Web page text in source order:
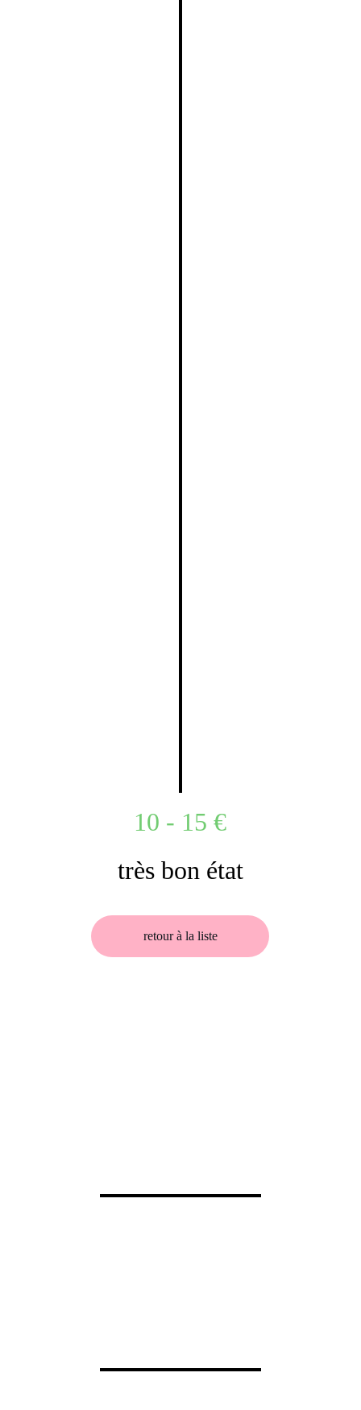
10 - 15 €
retour à la liste
très bon état